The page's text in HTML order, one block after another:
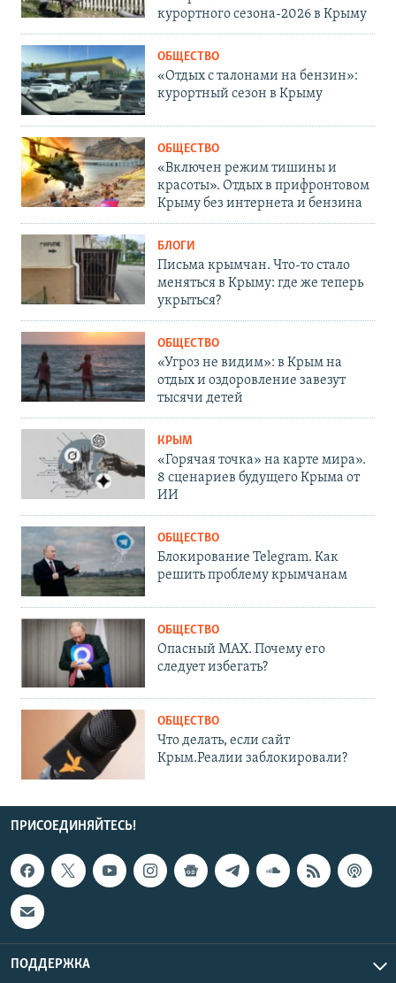
курортного сезона-2026 в Крыму
ОБЩЕСТВО
«Отдых с талонами на бензин»:
курортный сезон в Крыму
ОБЩЕСТВО
«Включен режим тишины и
красоты». Отдых в прифронтовом
Крыму без интернета и бензина
БЛОГИ
Письма крымчан. Что-то стало
меняться в Крыму: где же теперь
укрыться?
ОБЩЕСТВО
«Угроз не видим»: в Крым на
отдых и оздоровление завезут
тысячи детей
КРЫМ
«Горячая точка» на карте мира».
8 сценариев будущего Крыма от
ИИ
ОБЩЕСТВО
Блокирование Telegram. Как
решить проблему крымчанам
ОБЩЕСТВО
Опасный MAX. Почему его
следует избегать?
ОБЩЕСТВО
Что делать, если сайт
Крым.Реалии заблокировали?
ПРИСОЕДИНЯЙТЕСЬ!
ПОДДЕРЖКА